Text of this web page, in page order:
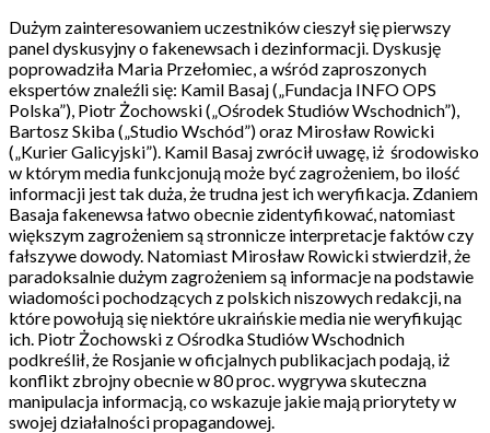
Dużym zainteresowaniem uczestników cieszył się pierwszy
panel dyskusyjny o fakenewsach i dezinformacji. Dyskusję
poprowadziła Maria Przełomiec, a wśród zaproszonych
ekspertów znaleźli się: Kamil Basaj („Fundacja INFO OPS
Polska”), Piotr Żochowski („Ośrodek Studiów Wschodnich”),
Bartosz Skiba („Studio Wschód”) oraz Mirosław Rowicki
(„Kurier Galicyjski”). Kamil Basaj zwrócił uwagę, iż środowisko
w którym media funkcjonują może być zagrożeniem, bo ilość
informacji jest tak duża, że trudna jest ich weryfikacja. Zdaniem
Basaja fakenewsa łatwo obecnie zidentyfikować, natomiast
większym zagrożeniem są stronnicze interpretacje faktów czy
fałszywe dowody. Natomiast Mirosław Rowicki stwierdził, że
paradoksalnie dużym zagrożeniem są informacje na podstawie
wiadomości pochodzących z polskich niszowych redakcji, na
które powołują się niektóre ukraińskie media nie weryfikując
ich. Piotr Żochowski z Ośrodka Studiów Wschodnich
podkreślił, że Rosjanie w oficjalnych publikacjach podają, iż
konflikt zbrojny obecnie w 80 proc. wygrywa skuteczna
manipulacja informacją, co wskazuje jakie mają priorytety w
swojej działalności propagandowej.